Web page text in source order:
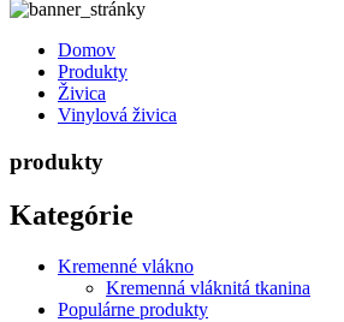
Domov
Produkty
Živica
Vinylová živica
produkty
Kategórie
Kremenné vlákno
Kremenná vláknitá tkanina
Populárne produkty